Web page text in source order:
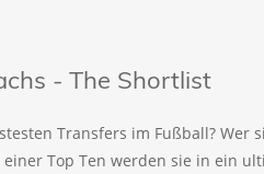
- The Shortlist
Transfers im Fußball? Wer
einer Top Ten werden sie in ein